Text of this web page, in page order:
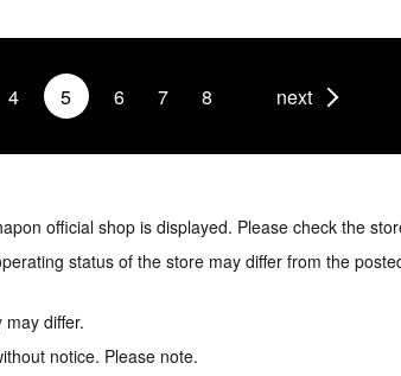
4 5 6 7 8 next
official shop is displayed. Please check the
status of the store may differ from the
differ.
notice. Please note.